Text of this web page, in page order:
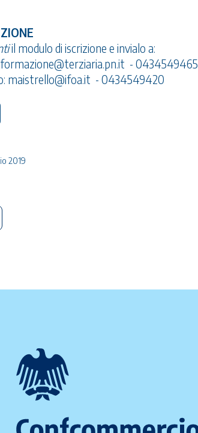
il modulo di iscrizione e invialo a:
- 0434549465
maistrello@ifoa.it - 0434549420
2019